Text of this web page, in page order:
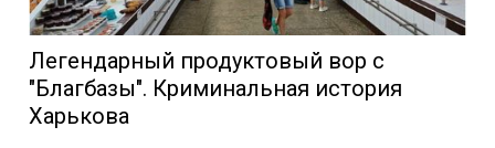
Легендарный продуктовый вор с
"Благбазы". Криминальная история
Харькова